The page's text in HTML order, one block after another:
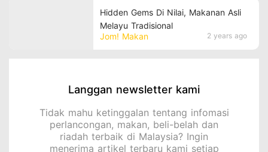
Jom! Makan 2 years ago
Hidden Gems Di Nilai, Makanan Asli
Melayu Tradisional
Langgan newsletter kami
Tidak mahu ketinggalan tentang infomasi
perlancongan, makan, beli-belah dan
riadah terbaik di Malaysia? Ingin
menerima artikel terbaru kami setiap